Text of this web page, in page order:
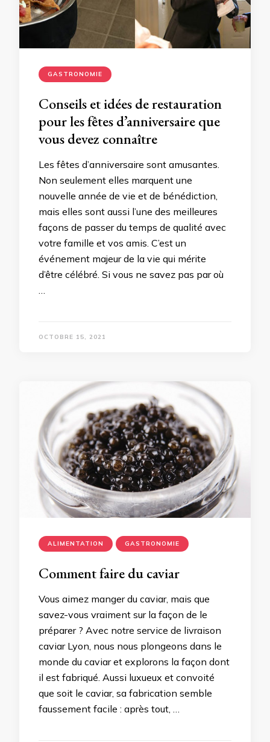
GASTRONOMIE
Conseils et idées de restauration
pour les fêtes d’anniversaire que
vous devez connaître
Les fêtes d’anniversaire sont amusantes.
Non seulement elles marquent une
nouvelle année de vie et de bénédiction,
mais elles sont aussi l’une des meilleures
façons de passer du temps de qualité avec
votre famille et vos amis. C’est un
événement majeur de la vie qui mérite
d’être célébré. Si vous ne savez pas par où
OCTOBRE 15, 2021
ALIMENTATION GASTRONOMIE
Comment faire du caviar
Vous aimez manger du caviar, mais que
savez-vous vraiment sur la façon de le
préparer ? Avec notre service de livraison
caviar Lyon, nous nous plongeons dans le
monde du caviar et explorons la façon dont
il est fabriqué. Aussi luxueux et convoité
que soit le caviar, sa fabrication semble
faussement facile : après tout, …